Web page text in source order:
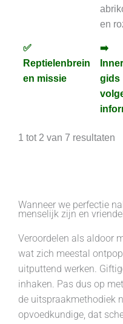
✅
Reptielenbrein
en missie
➡️
gids
en
✅
Reptielenbrein
en missie
➡️
gids
1 tot 2 van 7 resultaten
Wanneer we perfectie
menselijk zijn en
Veroordelen als aldoor
wat zich meestal
uitputtend werken.
inhaken. Pas dus op
de uitspraakmethodiek
opvoedkundige, dat